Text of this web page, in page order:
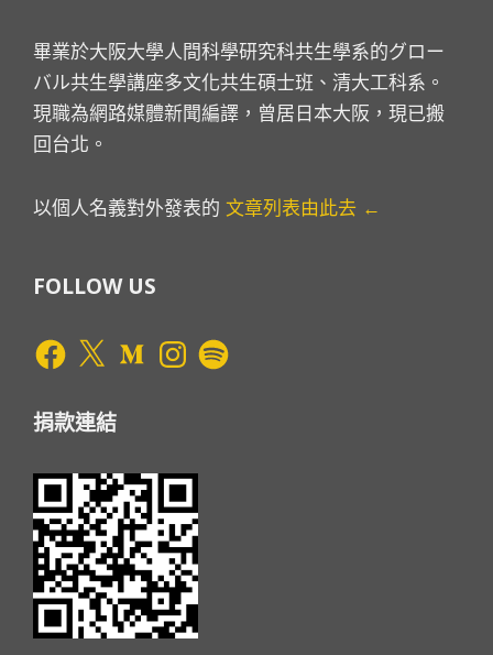
畢業於大阪大學人間科學研究科共生學系的グロー
バル共生學講座多文化共生碩士班、清大工科系。
現職為網路媒體新聞編譯，曾居日本大阪，現已搬
回台北。
以個人名義對外發表的 文章列表由此去 ←
FOLLOW US
Facebook
X MediumInstagram
Spotify
捐款連結